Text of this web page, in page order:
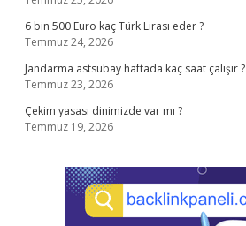
6 bin 500 Euro kaç Türk Lirası eder ?
Temmuz 24, 2026
Jandarma astsubay haftada kaç saat çalışır ?
Temmuz 23, 2026
Çekim yasası dinimizde var mı ?
Temmuz 19, 2026